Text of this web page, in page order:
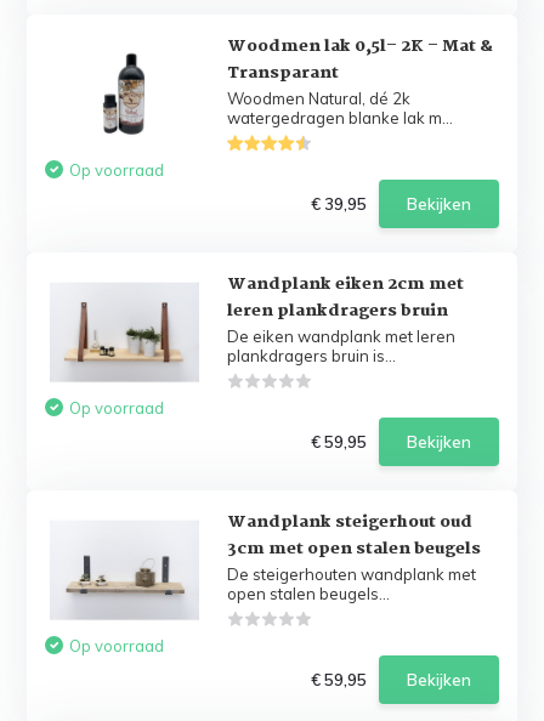
Woodmen lak 0,5l– 2K – Mat &
Transparant
Woodmen Natural, dé 2k
watergedragen blanke lak m...
Op voorraad
€ 39,95
Bekijken
Wandplank eiken 2cm met
leren plankdragers bruin
De eiken wandplank met leren
plankdragers bruin is...
Op voorraad
€ 59,95
Bekijken
Wandplank steigerhout oud
3cm met open stalen beugels
De steigerhouten wandplank met
open stalen beugels...
Op voorraad
€ 59,95
Bekijken